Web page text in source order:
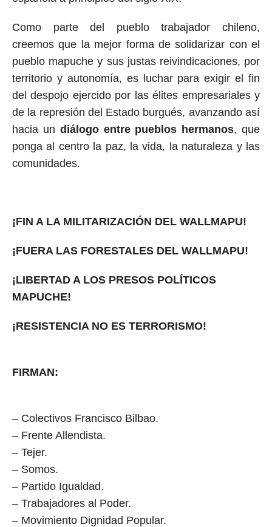
Como parte del pueblo trabajador chileno,
creemos que la mejor forma de solidarizar con el
pueblo mapuche y sus justas reivindicaciones, por
territorio y autonomía, es luchar para exigir el fin
del despojo ejercido por las élites empresariales y
de la represión del Estado burgués, avanzando así
hacia un diálogo entre pueblos hermanos, que
ponga al centro la paz, la vida, la naturaleza y las
comunidades.
¡FIN A LA MILITARIZACIÓN DEL WALLMAPU!
¡FUERA LAS FORESTALES DEL WALLMAPU!
¡LIBERTAD A LOS PRESOS POLÍTICOS
MAPUCHE!
¡RESISTENCIA NO ES TERRORISMO!
FIRMAN:
– Colectivos Francisco Bilbao.
– Frente Allendista.
– Tejer.
– Somos.
– Partido Igualdad.
– Trabajadores al Poder.
– Movimiento Dignidad Popular.